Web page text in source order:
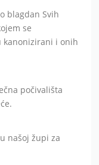
blagdan Svih
se
kanonizirani i onih
počivališta
našoj župi za